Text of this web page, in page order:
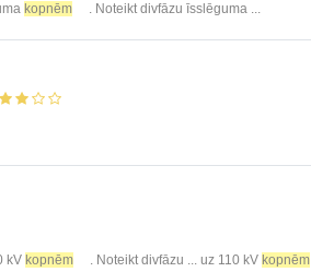
kopnēm . Noteikt divfāzu īsslēguma ...
kV kopnēm . Noteikt divfāzu ... uz 110 kV kopnēm